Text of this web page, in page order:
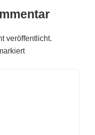
veröffentlicht.